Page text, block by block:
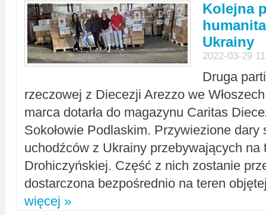
Kolejna
Ukrainy
2022-03-29
Druga
rzeczowej z Diecezji Arezzo we
marca dotarła do magazynu Caritas
Sokołowie Podlaskim. Przywiezione dary
uchodźców z Ukrainy przebywających na
Drohiczyńskiej. Część z nich zostanie
dostarczona bezpośrednio na teren
więcej »